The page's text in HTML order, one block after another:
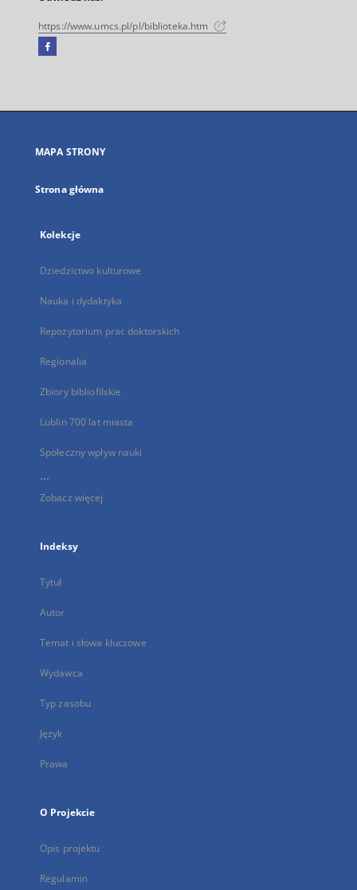
https://www.umcs.pl/pl/biblioteka.htm
Facebook
się
karcie
MAPA STRONY
Strona główna
Kolekcje
Dziedzictwo kulturowe
Nauka i dydaktyka
Repozytorium prac doktorskich
Regionalia
Zbiory bibliofilskie
Lublin 700 lat miasta
Społeczny wpływ nauki
...
Zobacz więcej
Indeksy
Tytuł
Autor
Temat i słowa kluczowe
Wydawca
Typ zasobu
Język
Prawa
O Projekcie
Opis projektu
Regulamin